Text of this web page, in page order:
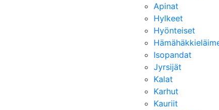
Apinat
Hylkeet
Hyönteiset
Isopandat
Jyrsijät
Kalat
Karhut
Kauriit